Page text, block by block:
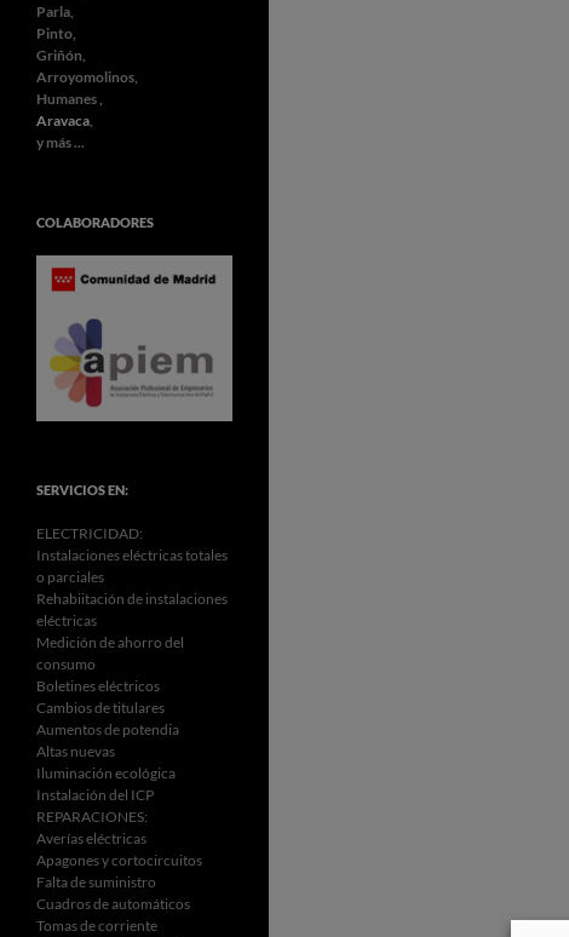
Parla,
Pinto,
Griñón,
Arroyomolinos,
Humanes ,
Aravaca,
y más ...
COLABORADORES
SERVICIOS EN:
ELECTRICIDAD:
Instalaciones eléctricas totales
o parciales
Rehabiitación de instalaciones
eléctricas
Medición de ahorro del
consumo
Boletines eléctricos
Cambios de titulares
Aumentos de potendia
Altas nuevas
Iluminación ecológica
Instalación del ICP
REPARACIONES:
Averías eléctricas
Apagones y cortocircuitos
Falta de suministro
Cuadros de automáticos
Tomas de corriente